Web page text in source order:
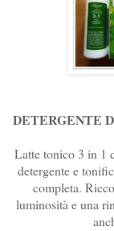
DETERGENTE
Latte tonico 3 in 1
detergente e
completa.
luminosità e una